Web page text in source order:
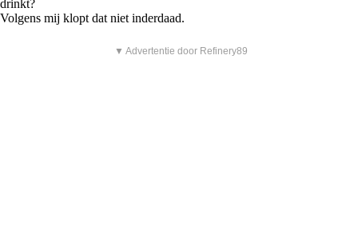
drinkt?
Volgens mij klopt dat niet inderdaad.
▼ Advertentie door Refinery89